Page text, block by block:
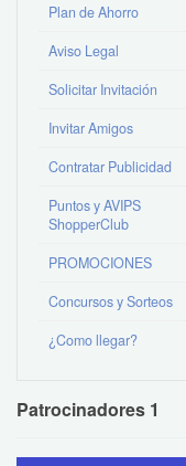
Plan de Ahorro
Aviso Legal
Solicitar Invitación
Invitar Amigos
Contratar Publicidad
Puntos y AVIPS
ShopperClub
PROMOCIONES
Concursos y Sorteos
¿Como llegar?
Patrocinadores 1